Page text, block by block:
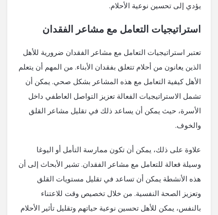
يؤدي إلى تحسين نوعية الأحلام.
استراتيجيات التعامل مع مشاعر الفقدان
تعتبر استراتيجيات التعامل مع مشاعر الفقدان ضرورية للأهل
الذين يعانون من أحلام تتعلق بفقدان الأبناء. من المهم أن يتعلم
الأهل كيفية التعامل مع هذه المشاعر بشكل صحي. يمكن أن
تشمل الاستراتيجيات الفعالة تعزيز التواصل العاطفي داخل
الأسرة، حيث يمكن أن يساعد ذلك في تقليل مشاعر القلق
والخوف.
علاوة على ذلك، يمكن أن تكون ممارسة التأمل أو اليوغا
وسيلة فعالة للتعامل مع مشاعر الفقدان. تشير الأبحاث إلى أن
هذه الأنشطة يمكن أن تساعد في تقليل مستويات القلق
وتعزيز الصحة النفسية. من خلال تخصيص وقت للاعتناء
بالنفس، يمكن للأهل تحسين نوعية حياتهم وتقليل تأثير الأحلام